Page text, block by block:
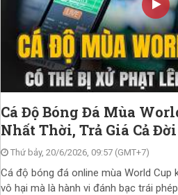
Cá Độ Bóng Đá Mùa
Nhất Thời, Trả Giá Cả
Thứ bảy, 20/6/2026, 09:57 (GMT+7)
Cá độ bóng đá online mùa World Cup
vô hại mà là hành vi đánh bạc trái